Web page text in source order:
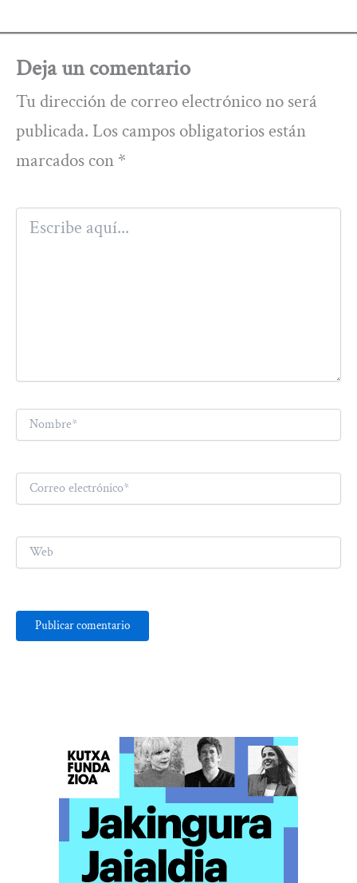
Deja un comentario
Tu dirección de correo electrónico no será
publicada. Los campos obligatorios están
marcados con *
Escribe
aquí...
Nombre*
Correo
electrónico*
Web